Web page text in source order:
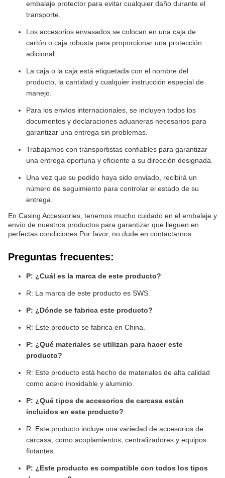
embalaje protector para evitar cualquier daño durante el
transporte.
Los accesorios envasados se colocan en una caja de
cartón o caja robusta para proporcionar una protección
adicional.
La caja o la caja está etiquetada con el nombre del
producto, la cantidad y cualquier instrucción especial de
manejo.
Para los envíos internacionales, se incluyen todos los
documentos y declaraciones aduaneras necesarios para
garantizar una entrega sin problemas.
Trabajamos con transportistas confiables para garantizar
una entrega oportuna y eficiente a su dirección designada.
Una vez que su pedido haya sido enviado, recibirá un
número de seguimiento para controlar el estado de su
entrega.
En Casing Accessories, tenemos mucho cuidado en el embalaje y
envío de nuestros productos para garantizar que lleguen en
perfectas condiciones.Por favor, no dude en contactarnos..
Preguntas frecuentes:
P: ¿Cuál es la marca de este producto?
R: La marca de este producto es SWS.
P: ¿Dónde se fabrica este producto?
R: Este producto se fabrica en China.
P: ¿Qué materiales se utilizan para hacer este
producto?
R: Este producto está hecho de materiales de alta calidad
como acero inoxidable y aluminio.
P: ¿Qué tipos de accesorios de carcasa están
incluidos en este producto?
R: Este producto incluye una variedad de accesorios de
carcasa, como acoplamientos, centralizadores y equipos
flotantes.
P: ¿Este producto es compatible con todos los tipos